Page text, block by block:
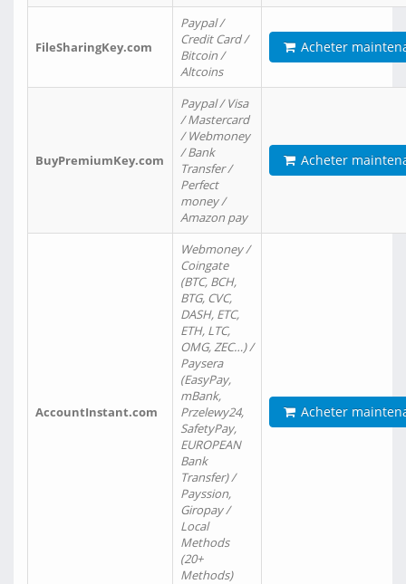
FileSharingKey.com
Paypal /
Credit Card /
Bitcoin /
Altcoins
Acheter
BuyPremiumKey.com
Paypal / Visa
/ Mastercard
/ Webmoney
/ Bank
Transfer /
Perfect
money /
Amazon pay
Acheter
AccountInstant.com
Webmoney /
Coingate
(BTC, BCH,
BTG, CVC,
DASH, ETC,
ETH, LTC,
OMG, ZEC…) /
Paysera
(EasyPay,
mBank,
Przelewy24,
SafetyPay,
EUROPEAN
Bank
Transfer) /
Payssion,
Giropay /
Local
Methods
(20+
Methods)
Acheter